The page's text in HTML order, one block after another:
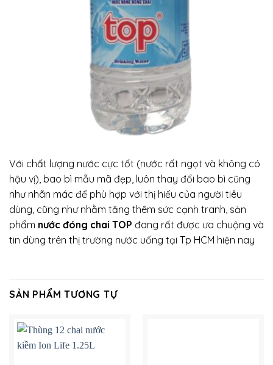
Với chất lượng nước cực tốt (nước rất ngọt và không có
hậu vị), bao bì mẫu mã đẹp, luôn thay đổi bao bì cũng
như nhãn mác để phù hợp với thị hiếu của người tiêu
dùng, cũng như nhằm tăng thêm sức cạnh tranh, sản
phẩm nước đóng chai TOP đang rất được ưa chuộng và
tin dùng trên thị trường nước uống tại Tp HCM hiện nay
SẢN PHẨM TƯƠNG TỰ